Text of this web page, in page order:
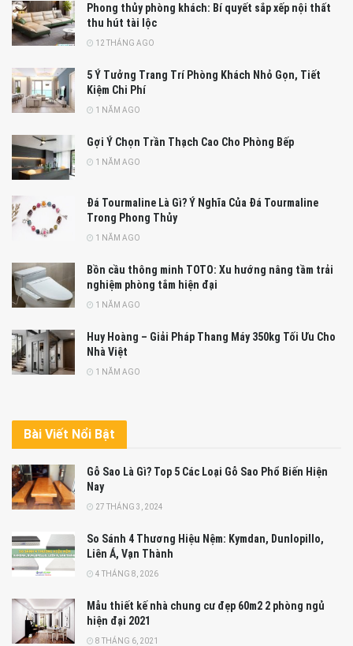
Phong thủy phòng khách: Bí quyết sắp xếp nội thất
thu hút tài lộc
12 THÁNG AGO
5 Ý Tưởng Trang Trí Phòng Khách Nhỏ Gọn, Tiết
Kiệm Chi Phí
1 NĂM AGO
Gợi Ý Chọn Trần Thạch Cao Cho Phòng Bếp
1 NĂM AGO
Đá Tourmaline Là Gì? Ý Nghĩa Của Đá Tourmaline
Trong Phong Thủy
1 NĂM AGO
Bồn cầu thông minh TOTO: Xu hướng nâng tầm trải
nghiệm phòng tắm hiện đại
1 NĂM AGO
Huy Hoàng – Giải Pháp Thang Máy 350kg Tối Ưu Cho
Nhà Việt
1 NĂM AGO
Bài Viết Nổi Bật
Gỗ Sao Là Gì? Top 5 Các Loại Gỗ Sao Phổ Biến Hiện
Nay
27 THÁNG 3, 2024
So Sánh 4 Thương Hiệu Nệm: Kymdan, Dunlopillo,
Liên Á, Vạn Thành
4 THÁNG 8, 2026
Mẫu thiết kế nhà chung cư đẹp 60m2 2 phòng ngủ
hiện đại 2021
8 THÁNG 6, 2021